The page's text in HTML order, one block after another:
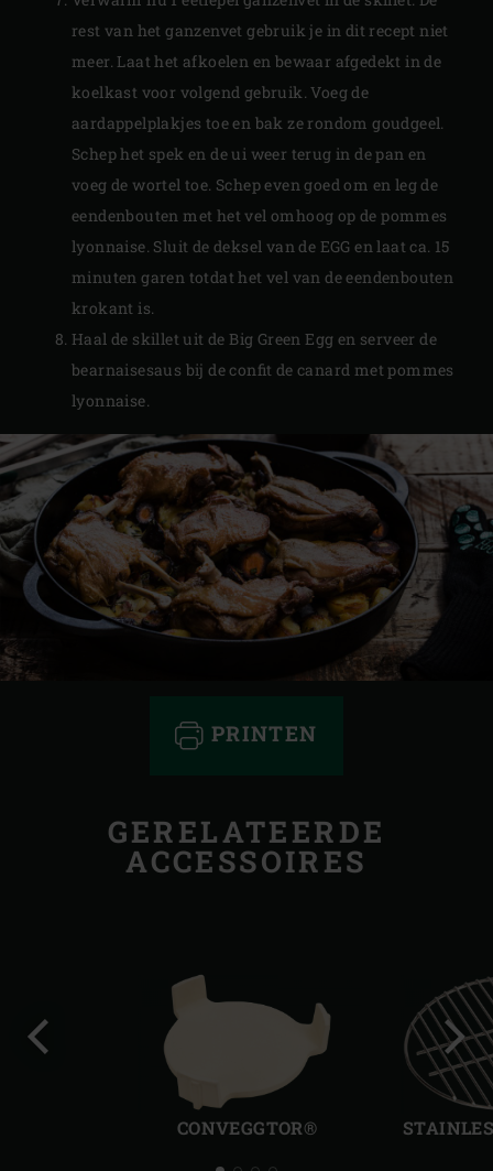
rest van het ganzenvet gebruik je in dit recept niet
meer. Laat het afkoelen en bewaar afgedekt in de
koelkast voor volgend gebruik. Voeg de
aardappelplakjes toe en bak ze rondom goudgeel.
Schep het spek en de ui weer terug in de pan en
voeg de wortel toe. Schep even goed om en leg de
eendenbouten met het vel omhoog op de pommes
lyonnaise. Sluit de deksel van de EGG en laat ca. 15
minuten garen totdat het vel van de eendenbouten
krokant is.
Haal de skillet uit de Big Green Egg en serveer de
bearnaisesaus bij de confit de canard met pommes
lyonnaise.
PRINTEN
GERELATEERDE
ACCESSOIRES
CONVEGGTOR®
slide